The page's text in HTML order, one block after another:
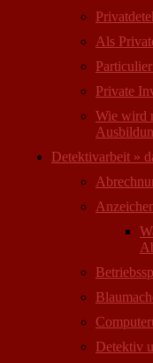
Als
Private
Wie wird
Detektivarbeit »
Detektiv